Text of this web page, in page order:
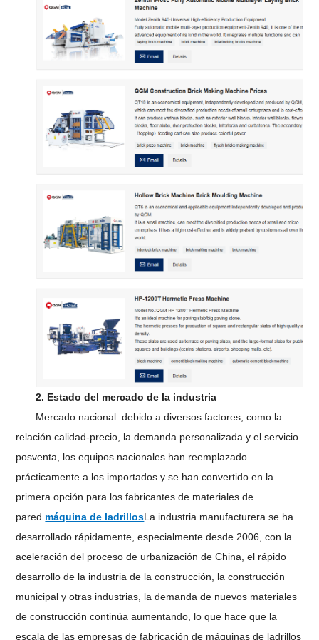
2. Estado del mercado de la industria
Mercado nacional: debido a diversos factores, como la
relación calidad-precio, la demanda personalizada y el servicio
posventa, los equipos nacionales han reemplazado
prácticamente a los importados y se han convertido en la
primera opción para los fabricantes de materiales de
pared.máquina de ladrillosLa industria manufacturera se ha
desarrollado rápidamente, especialmente desde 2006, con la
aceleración del proceso de urbanización de China, el rápido
desarrollo de la industria de la construcción, la construcción
municipal y otras industrias, la demanda de nuevos materiales
de construcción continúa aumentando, lo que hace que la
escala de las empresas de fabricación de máquinas de ladrillos